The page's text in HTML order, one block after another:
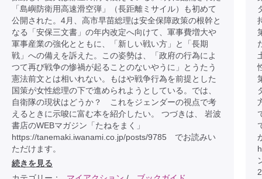
「島嶼防衛用高速滑空弾」（長距離ミサイル）も初めて
公開された。4月、高市早苗総理は安全保障政策の根幹と
なる「安保三文書」の年内改定へ向けて、軍事費増大や
軍事産業の強化とともに、「新しい戦い方」と「長期
戦」への備えを訴えた。この姿勢は、「政府の行為によ
つて再び戦争の惨禍が起ることのないやうに」とうたう
憲法前文とは相いれない。もはや戦争行為を前提とした
国策が女性総理の下で進められようとしている。では、
自衛隊の現状はどうか？ これをジェンダーの視点で考
えるときに示唆に富む本を紹介したい。 つづきは、 岩波
書店のWEBマガジン「たねをまく」
https://tanemaki.iwanami.co.jp/posts/9785 でお読みい
ただけます。
続きを見る